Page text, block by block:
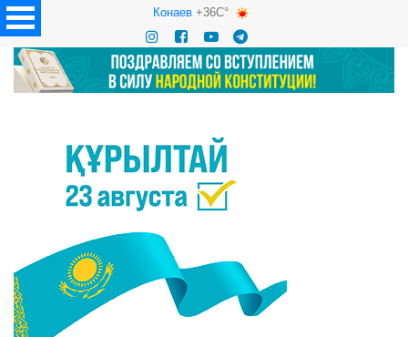
Конаев+36C°